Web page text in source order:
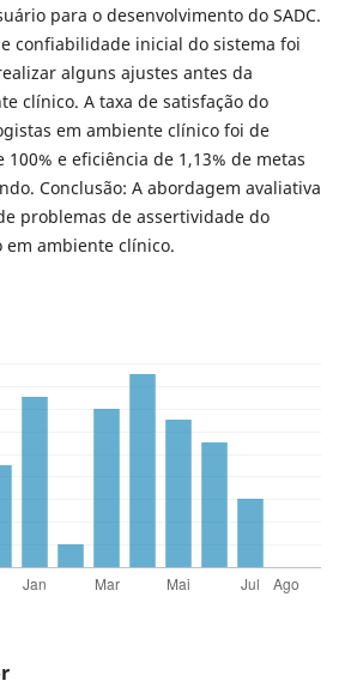
para o desenvolvimento do SADC.
confiabilidade inicial do sistema foi
alguns ajustes antes da
clínico. A taxa de satisfação do
em ambiente clínico foi de
e eficiência de 1,13% de metas
Conclusão: A abordagem avaliativa
problemas de assertividade do
em ambiente clínico.